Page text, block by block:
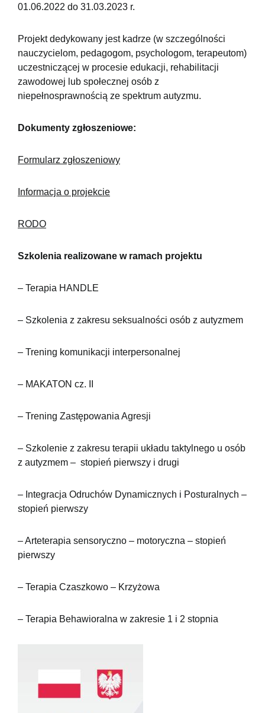
01.06.2022 do 31.03.2023 r.
Projekt dedykowany jest kadrze (w szczególności
nauczycielom, pedagogom, psychologom, terapeutom)
uczestniczącej w procesie edukacji, rehabilitacji
zawodowej lub społecznej osób z
niepełnosprawnością ze spektrum autyzmu.
Dokumenty zgłoszeniowe:
Formularz zgłoszeniowy
Informacja o projekcie
RODO
Szkolenia realizowane w ramach projektu
– Terapia HANDLE
– Szkolenia z zakresu seksualności osób z autyzmem
– Trening komunikacji interpersonalnej
– MAKATON cz. II
– Trening Zastępowania Agresji
– Szkolenie z zakresu terapii układu taktylnego u osób
z autyzmem – stopień pierwszy i drugi
– Integracja Odruchów Dynamicznych i Posturalnych –
stopień pierwszy
– Arteterapia sensoryczno – motoryczna – stopień
pierwszy
– Terapia Czaszkowo – Krzyżowa
– Terapia Behawioralna w zakresie 1 i 2 stopnia